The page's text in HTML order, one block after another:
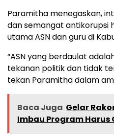
Paramitha menegaskan,
dan semangat antikorupsi
utama ASN dan guru di
“ASN yang berdaulat
tekanan politik dan tidak
tekan Paramitha dalam
Baca Juga Gelar
Imbau Program